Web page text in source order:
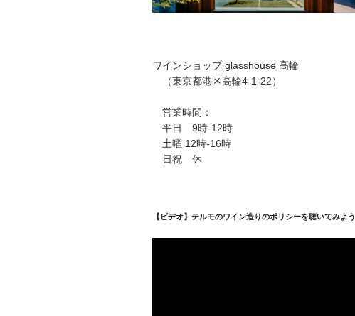
ワインショップ glasshouse 高輪
（東京都港区高輪4-1-22）
営業時間：
平日 9時-12時
土曜 12時-16時
日祝 休
【ビデオ】テルモのワイン造りのポリシーを聴いてみよう